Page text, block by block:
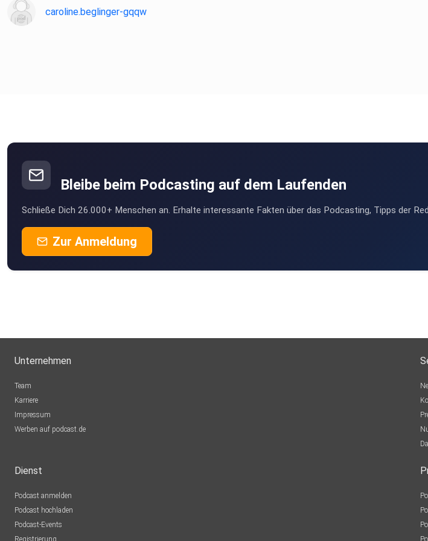
caroline.beglinger-gqqw
Bleibe beim Podcasting auf dem Laufenden
Schließe Dich 26.000+ Menschen an. Erhalte interessante Fakten über das Podcasting, Tipps der
Zur Anmeldung
Unternehmen
Team
Karriere
Impressum
Werben auf podcast.de
Dienst
Podcast anmelden
Podcast hochladen
Podcast-Events
Registrierung